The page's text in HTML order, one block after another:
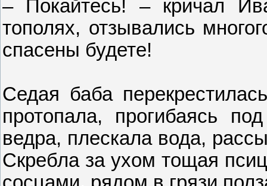
– Покайтесь! – кричал
тополях, отзывались
спасены будете!
Седая баба
протопала, прогибаясь
ведра, плескала вода,
Скребла за ухом тощая